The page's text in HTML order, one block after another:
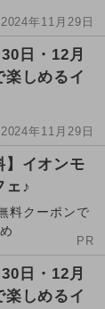
2024年11月29日
日・12月
しめるイ
2024年11月29日
】イオンモ
ェ♪
料クーポンで
PR
日・12月
しめるイ